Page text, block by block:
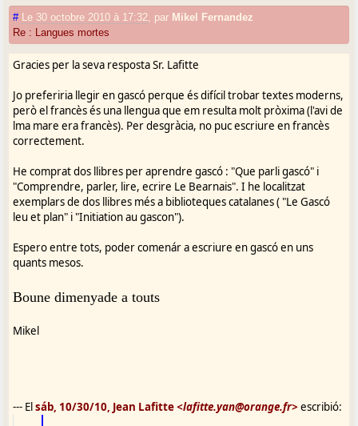
# Le 30 octobre 2010 à 17:32 par Mikel Fernandez
Re : Langues mortes
Gracies per la seva resposta Sr. Lafitte
Jo preferiria llegir en gascó perque és difícil trobar textes moderns,
però el francès és una llengua que em resulta molt pròxima (l'avi de
lma mare era francès). Per desgràcia, no puc escriure en francès
correctement.
He comprat dos llibres per aprendre gascó : "Que parli gascó" i
"Comprendre, parler, lire, ecrire Le Bearnais". I he localitzat
exemplars de dos llibres més a biblioteques catalanes ( "Le Gascó
leu et plan" i "Initiation au gascon").
Espero entre tots, poder comenár a escriure en gascó en uns
quants mesos.
Boune dimenyade a touts
Mikel
--- Elsáb, 10/30/10, Jean Lafitte<lafitte.yan@orange.fr>escribió: